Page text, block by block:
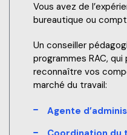
Vous avez de
bureautique ou
Un conseiller
programmes RAC,
reconnaître vos
marché du travail:
Agente